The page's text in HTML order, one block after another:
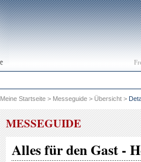
Meine Startseite > Messeguide > Übersicht >
MESSEGUIDE
Alles für den Gast -